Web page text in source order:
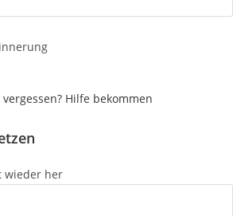
Hilfe bekommen
wieder her